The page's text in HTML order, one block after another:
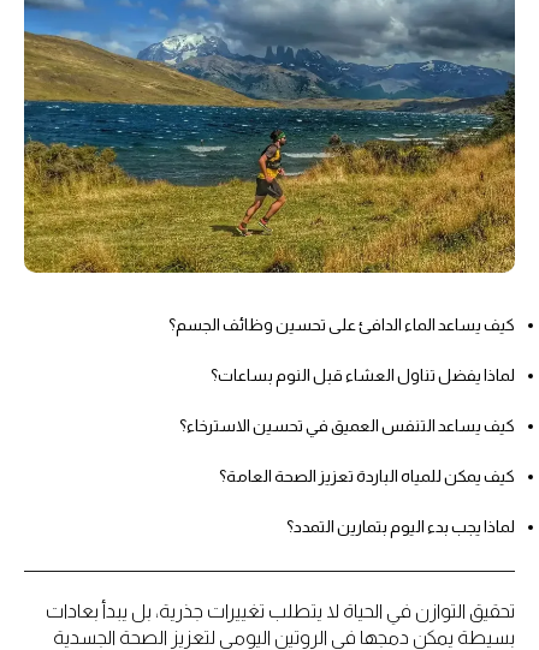
كيف يساعد الماء الدافئ على تحسين وظائف الجسم؟
لماذا يفضل تناول العشاء قبل النوم بساعات؟
كيف يساعد التنفس العميق في تحسين الاسترخاء؟
كيف يمكن للمياه الباردة تعزيز الصحة العامة؟
لماذا يجب بدء اليوم بتمارين التمدد؟
تحقيق التوازن في الحياة لا يتطلب تغييرات جذرية، بل يبدأ بعادات
بسيطة يمكن دمجها في الروتين اليومي لتعزيز الصحة الجسدية